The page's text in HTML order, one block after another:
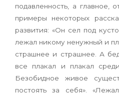
подавленность, а главное,
примеры некоторых
развития: «Он сел под
лежал никому ненужный и
страшнее и страшнее. А
все плакал и плакал
Безобидное живое
постоять за себя».